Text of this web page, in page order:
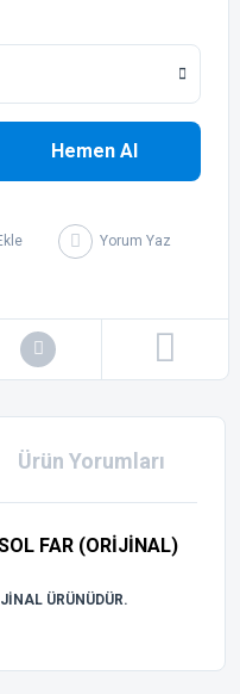
Hemen Al
Yorum Yaz
Ürün Yorumları
FAR (ORİJİNAL)
ÜRÜNÜDÜR.